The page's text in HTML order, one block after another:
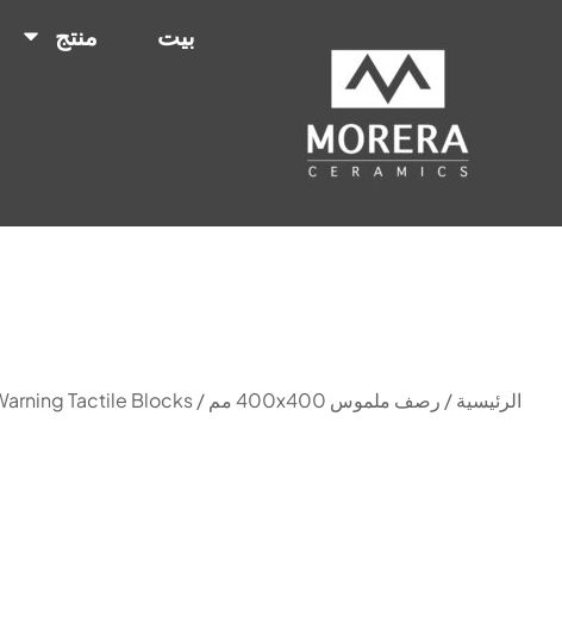
بيت منتج
الرئيسية/ رصف ملموس 400x400 مم / Foshan Morera Construction Warning Tactile Blocks